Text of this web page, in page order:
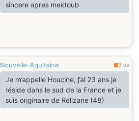
sincere apres mektoub
Nouvelle-Aquitaine 0.3
Je m’appelle Houcine, j’ai 23 ans je
réside dans le sud de la France et je
suis originaire de Relizane (48)